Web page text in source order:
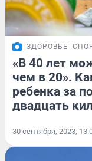
ЗДОРОВЬЕ
«В 40 лет
чем в 20».
ребенка за
двадцать
30 сентября, 2023,